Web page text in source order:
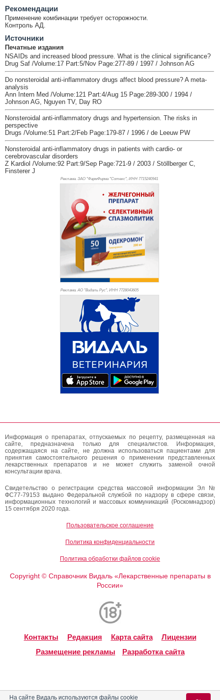
Рекомендации
Применение комбинации требует осторожности.
Контроль АД.
Источники
Печатные издания
NSAIDs and increased blood pressure. What is the clinical significance?
Drug Saf /Volume:17 Part:5/Nov Page:277-89 / 1997 / Johnson AG
Do nonsteroidal anti-inflammatory drugs affect blood pressure? A meta-
analysis
Ann Intern Med /Volume:121 Part:4/Aug 15 Page:289-300 / 1994 /
Johnson AG, Nguyen TV, Day RO
Nonsteroidal anti-inflammatory drugs and hypertension. The risks in
perspective
Drugs /Volume:51 Part:2/Feb Page:179-87 / 1996 / de Leeuw PW
Nonsteroidal anti-inflammatory drugs in patients with cardio- or
cerebrovascular disorders
Z Kardiol /Volume:92 Part:9/Sep Page:721-9 / 2003 / Stöllberger C,
Finsterer J
Реклама. ЗАО "ФармФирма "Сотекс", ИНН 7715240941
Реклама. АО "Видаль Рус", ИНН 7728043605
Информация о препаратах, отпускаемых по рецепту, размещенная на
сайте, предназначена только для специалистов. Информация,
содержащаяся на сайте, не должна использоваться пациентами для
принятия самостоятельного решения о применении представленных
лекарственных препаратов и не может служить заменой очной
консультации врача.
Свидетельство о регистрации средства массовой информации Эл №
ФС77-79153 выдано Федеральной службой по надзору в сфере связи,
информационных технологий и массовых коммуникаций (Роскомнадзор)
15 сентября 2020 года.
Пользовательское соглашение
Политика конфиденциальности
Политика обработки файлов cookie
Copyright ©Справочник Видаль «Лекарственные препараты в
России»
Контакты Редакция Карта сайта
Лицензии
Размещение рекламы
Разработка сайта
На сайте Видаль используются файлы cookie